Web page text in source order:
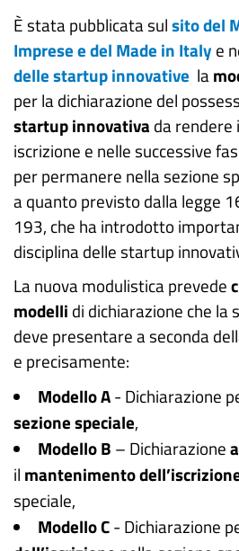
È stata pubblicata sulsito del
Imprese e del Made in Italy e
delle startup innovative la
per la dichiarazione del
startup innovativa da rendere
iscrizione e nelle successive
per permanere nella sezione
a quanto previsto dalla legge
193, che ha introdotto
disciplina delle startup
La nuova modulistica prevede
modelli di dichiarazione che
deve presentare a seconda
e precisamente:
Modello A- Dichiarazione
sezione speciale,
Modello B – Dichiarazione
il mantenimento
speciale,
Modello C- Dichiarazione